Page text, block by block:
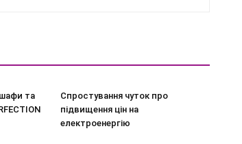
шафи та
Спростування чуток про
підвищення цін на
електроенергію